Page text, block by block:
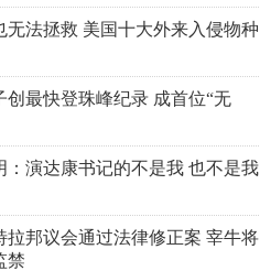
无法拯救 美国十大外来入侵物种
创最快登珠峰纪录 成首位“无
：演达康书记的不是我 也不是我
拉邦议会通过法律修正案 宰牛将
禁